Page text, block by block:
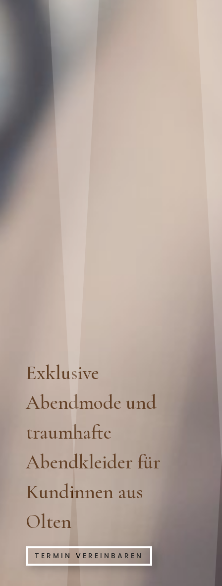
Exklusive
Abendmode und
traumhafte
Abendkleider für
Kundinnen aus
Olten
TERMIN VEREINBAREN